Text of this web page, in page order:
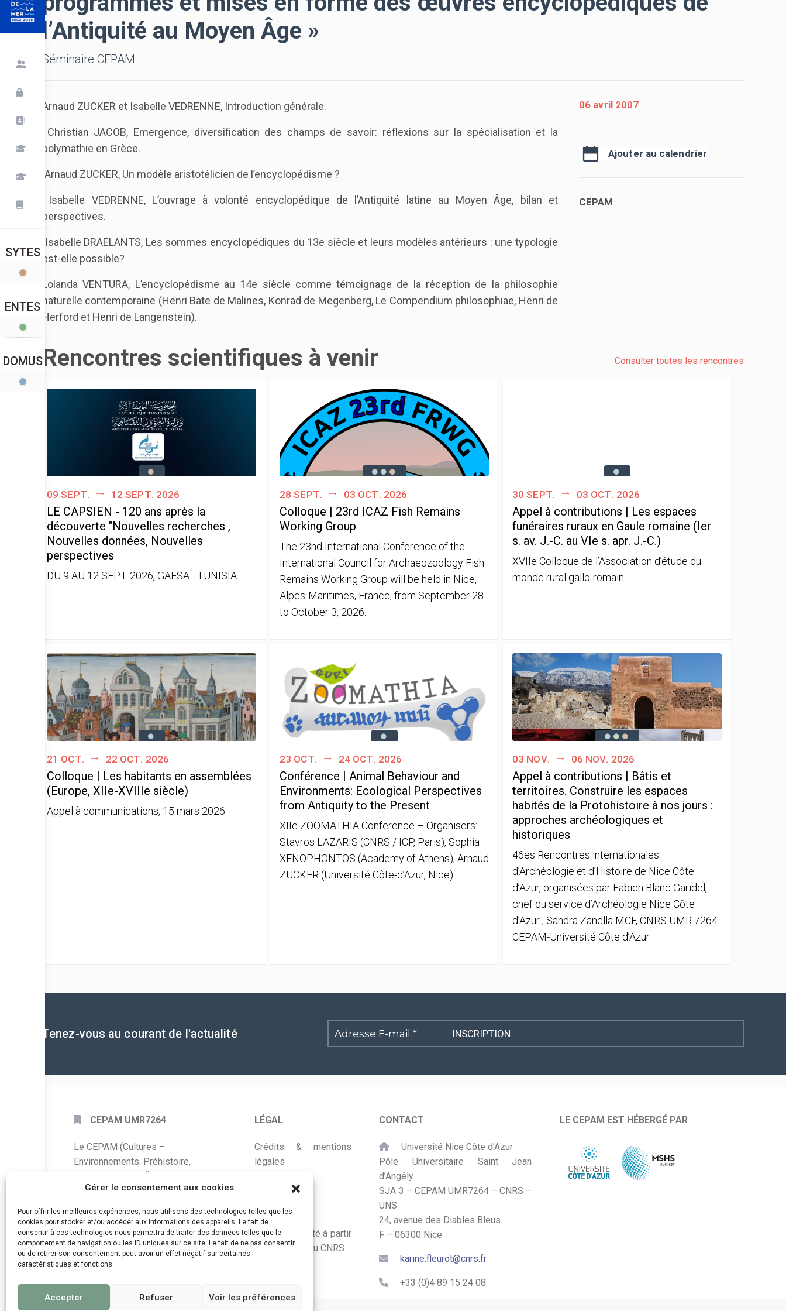
Gérer le consentement aux cookies
Pour offrir les meilleures expériences, nous utilisons des technologies telles que les
cookies pour stocker et/ou accéder aux informations des appareils. Le fait de
consentir à ces technologies nous permettra de traiter des données telles que le
comportement de navigation ou les ID uniques sur ce site. Le fait de ne pas consentir
ou de retirer son consentement peut avoir un effet négatif sur certaines
caractéristiques et fonctions.
Accepter Refuser Voir les préférences
SYTES
ENTES
DOMUS
l’Antiquité au Moyen Âge »
Séminaire CEPAM
Arnaud ZUCKER et Isabelle VEDRENNE, Introduction générale.
Christian JACOB, Emergence, diversification des champs de savoir: réflexions sur la spécialisation et la
polymathie en Grèce.
Arnaud ZUCKER, Un modèle aristotélicien de l’encyclopédisme ?
Isabelle VEDRENNE, L’ouvrage à volonté encyclopédique de l’Antiquité latine au Moyen Âge, bilan et
perspectives.
Isabelle DRAELANTS, Les sommes encyclopédiques du 13e siècle et leurs modèles antérieurs : une typologie
est-elle possible?
Lolanda VENTURA, L’encyclopédisme au 14e siècle comme témoignage de la réception de la philosophie
naturelle contemporaine (Henri Bate de Malines, Konrad de Megenberg, Le Compendium philosophiae, Henri de
Herford et Henri de Langenstein).
06 avril 2007
Ajouter au calendrier
CEPAM
Rencontres scientifiques à venir Consulter toutes les rencontres
09 sept. 12 sept. 2026
LE CAPSIEN - 120 ans après la
découverte "Nouvelles recherches ,
Nouvelles données, Nouvelles
perspectives
DU 9 AU 12 SEPT. 2026, GAFSA - TUNISIA
28 sept. 03 oct. 2026
Colloque | 23rd ICAZ Fish Remains
Working Group
The 23nd International Conference of the
International Council for Archaeozoology Fish
Remains Working Group will be held in Nice,
Alpes-Maritimes, France, from September 28
to October 3, 2026.
30 sept. 03 oct. 2026
Appel à contributions | Les espaces
funéraires ruraux en Gaule romaine (Ier
s. av. J.-C. au VIe s. apr. J.-C.)
XVIIe Colloque de l’Association d’étude du
monde rural gallo-romain
21 oct. 22 oct. 2026
Colloque | Les habitants en assemblées
(Europe, XIIe-XVIIIe siècle)
Appel à communications, 15 mars 2026
23 oct. 24 oct. 2026
Conférence | Animal Behaviour and
Environments: Ecological Perspectives
from Antiquity to the Present
XIIe ZOOMATHIA Conference – Organisers:
Stavros LAZARIS (CNRS / ICP, Paris), Sophia
XENOPHONTOS (Academy of Athens), Arnaud
ZUCKER (Université Côte-d’Azur, Nice)
03 nov. 06 nov. 2026
Appel à contributions | Bâtis et
territoires. Construire les espaces
habités de la Protohistoire à nos jours :
approches archéologiques et
historiques
46es Rencontres internationales
d’Archéologie et d’Histoire de Nice Côte
d’Azur, organisées par Fabien Blanc Garidel,
chef du service d’Archéologie Nice Côte
d’Azur ; Sandra Zanella MCF, CNRS UMR 7264
CEPAM-Université Côte d’Azur
Tenez-vous au courant de l'actualité
Adresse
E-
CEPAM UMR7264
Le CEPAM (Cultures –
Environnements. Préhistoire,
mixte de recherche CNRS – UNS qui
la connaissance des sociétés du
passé, de leurs modes de
fonctionnement, de leur évolution et
de leur relation à l’environnement.
LÉGAL
Crédits & mentions
légales
Plan du site
Accessibilité
Conçu et adapté à partir
du Kit Labos du CNRS
CONTACT
Université Nice Côte d'Azur
Pôle Universitaire Saint Jean
d’Angély
SJA 3 – CEPAM UMR7264 – CNRS –
UNS
24, avenue des Diables Bleus
F – 06300 Nice
karine.fleurot@cnrs.fr
+33 (0)4 89 15 24 08
LE CEPAM EST HÉBERGÉ PAR